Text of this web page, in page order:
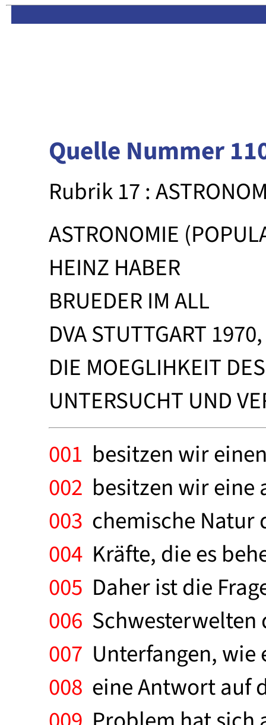
Quelle Nummer
Rubrik 17 :
ASTRONOMIE
HEINZ HABER
BRUEDER IM ALL
DVA STUTTGART
DIE MOEGLIHKEIT
UNTERSUCHT UND
001 besitzen wir
002 besitzen wir eine
003 chemische Natur
004 Kräfte, die es
005 Daher ist die
006 Schwesterwelten
007 Unterfangen, wie
008 eine Antwort auf